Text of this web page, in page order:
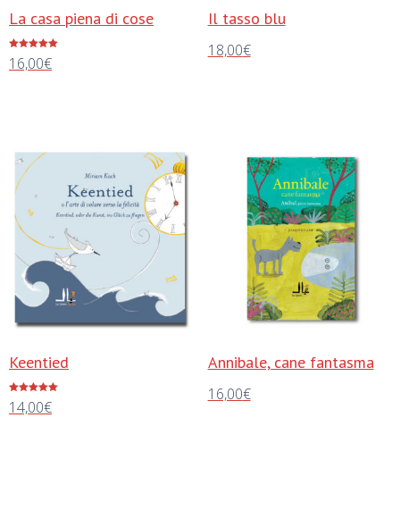
La casa piena di cose
5.00
su 5
16,00€
Il tasso blu
18,00€
Keentied
5.00
su 5
14,00€
Annibale, cane fantasma
16,00€